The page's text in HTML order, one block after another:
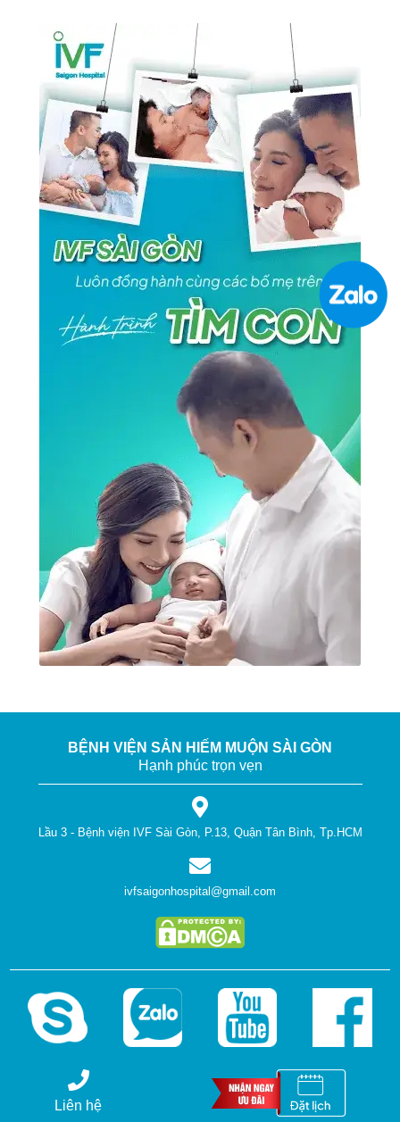
BỆNH VIỆN SẢN HIẾM MUỘN SÀI GÒN
Hạnh phúc trọn vẹn
Lầu 3 - Bệnh viện IVF Sài Gòn, P.13, Quận Tân Bình, Tp.HCM
ivfsaigonhospital@gmail.com
Liên hệ